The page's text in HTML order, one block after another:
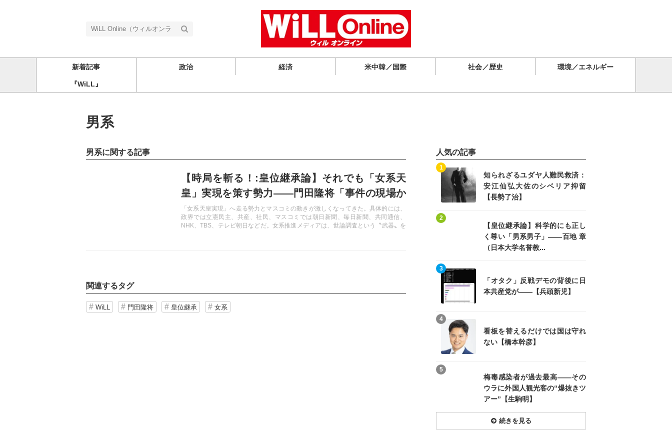
新着記事 政治 経済 米中韓／国際 社会／歴史 環境／エネルギー
『WiLL』
男系
男系に関する記事
【時局を斬る！:皇位継承論】それでも「女系天
皇」実現を策す勢力――門田隆将「事件の現場か
ら」
「女系天皇実現」へ走る勢力とマスコミの動きが激しくなってきた。具体的には、
政界では立憲民主、共産、社民、マスコミでは朝日新聞、毎日新聞、共同通信、
NHK、TBS、テレビ朝日などだ。女系推進メディアは、世論調査という〝武器〟を
関連するタグ
WiLL 門田隆将 皇位継承 女系
人気の記事
知られざるユダヤ人難民救済：
安江仙弘大佐のシベリア抑留
【長勢了治】
1
【皇位継承論】科学的にも正し
く尊い「男系男子」――百地 章
（日本大学名誉教...
2
記事を読む
「オタク」反戦デモの背後に日
本共産党が――【兵頭新児】
3
看板を替えるだけでは国は守れ
ない【橋本幹彦】
4
梅毒感染者が過去最高――その
ウラに外国人観光客の“爆抜きツ
アー”【生駒明】
5
続きを見る